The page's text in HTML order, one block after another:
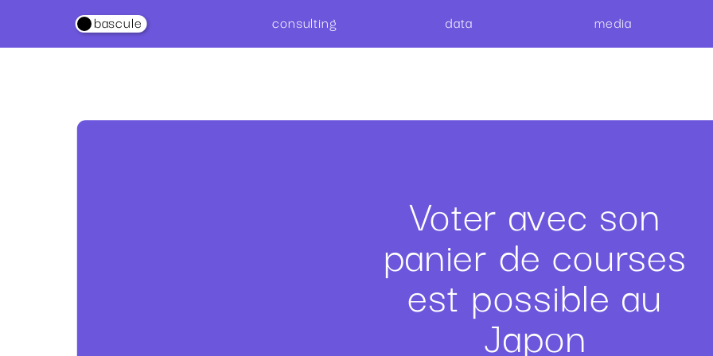
bascule
. consulting data media
Voter avec son
panier de courses
est possible au
Japon